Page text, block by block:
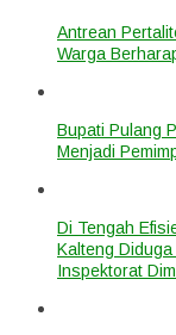
Antrean
Warga
Bupati Pulang
Menjadi
Di Tengah
Kalteng
Inspektorat